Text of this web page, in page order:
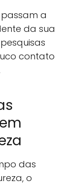
a
da sua
contato
das
o